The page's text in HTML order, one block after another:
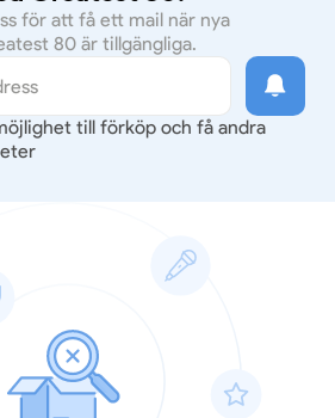
för att få ett mail när nya
80 är tillgängliga.
till förköp och få andra